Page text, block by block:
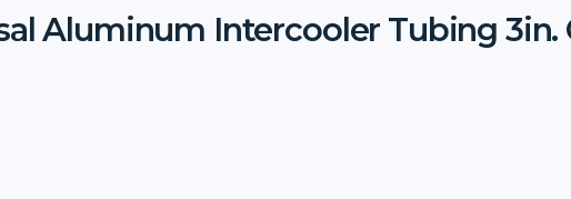
Aluminum Intercooler Tubing 3in.